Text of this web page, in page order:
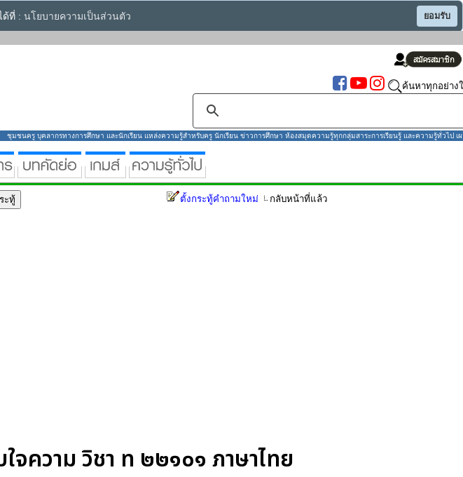
ด้ที่ : นโยบายความเป็นส่วนตัว ยอมรับ
ค้นหาทุกอย่าง
ชุมชนครู บุคลากรทางการศึกษา และนักเรียน แหล่งความรู้สำหรับครู นักเรียน ข่าวการศึกษา ห้องสมุดความรู้ทุกกลุ่มสาระการเรียนรู้ และความรู้ทั่วไป เ
ตั้งกระทู้คำถามใหม่ กลับหน้าที่แล้ว
จความ วิชา ท ๒๒๑๐๑ ภาษาไทย